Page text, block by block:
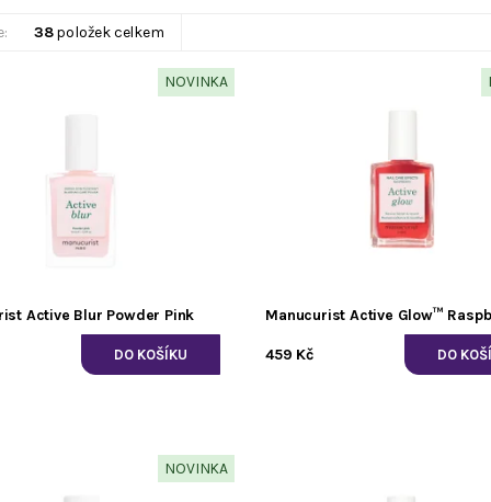
38položek celkem
NOVINKA
Active Blur Powder Pink Manucurist Active Glow™
459 Kč
NOVINKA